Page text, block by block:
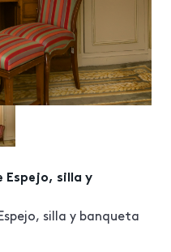
silla y
silla y banqueta